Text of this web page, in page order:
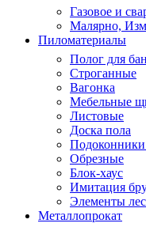
Газовое и
Малярно,
Пиломатериалы
Полог для
Строганные
Вагонка
Мебельные
Листовые
Доска пола
Обрезные
Блок-хаус
Имитация
Элементы
Металлопрокат